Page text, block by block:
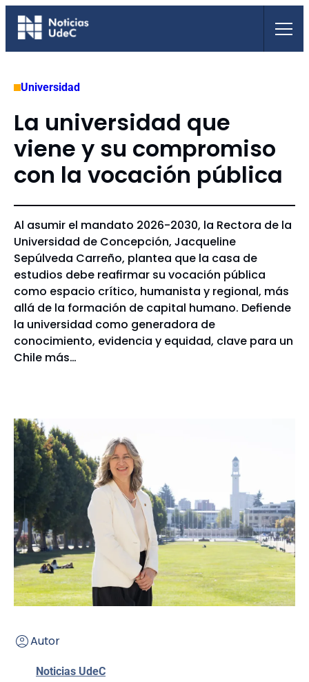
Saltar
Universidad
La universidad que
viene y su compromiso
con la vocación pública
Al asumir el mandato 2026-2030, la Rectora de la
Universidad de Concepción, Jacqueline
Sepúlveda Carreño, plantea que la casa de
estudios debe reafirmar su vocación pública
como espacio crítico, humanista y regional, más
allá de la formación de capital humano. Defiende
la universidad como generadora de
conocimiento, evidencia y equidad, clave para un
Chile más…
Autor
Noticias UdeC